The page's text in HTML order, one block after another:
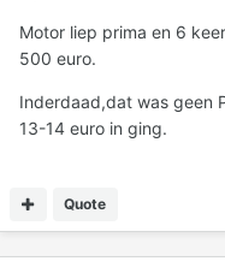
Motor liep prima en 6
500 euro.
Inderdaad,dat was geen
13-14 euro in ging.
Quote